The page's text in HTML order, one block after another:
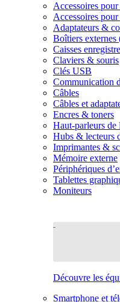
Accessoires
Accessoires
Adaptateurs &
Boîtiers externes
Caisses
Claviers & souris
Clés USB
Communication
Câbles
Câbles et
Encres & toners
Haut-parleurs de
Hubs & lecteurs
Imprimantes &
Mémoire externe
Périphériques
Tablettes
Moniteurs
Découvre les
Smartphone et